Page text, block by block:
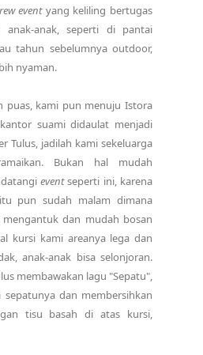
event yang keliling bertugas
anak-anak, seperti di pantai
tahun sebelumnya outdoor,
nyaman.
puas, kami pun menuju Istora
suami didaulat menjadi
Tulus, jadilah kami sekeluarga
Bukan hal mudah
eventseperti ini, karena
pun sudah malam dimana
dan mudah bosan
kursi kami areanya lega dan
anak-anak bisa selonjoran.
membawakan lagu "Sepatu",
sepatunya dan membersihkan
tisu basah di atas kursi,